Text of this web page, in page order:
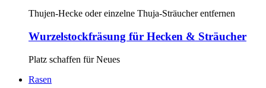
Thujen-Hecke oder einzelne Thuja-Sträucher entfernen
Wurzelstockfräsung für Hecken & Sträucher
Platz schaffen für Neues
Rasen